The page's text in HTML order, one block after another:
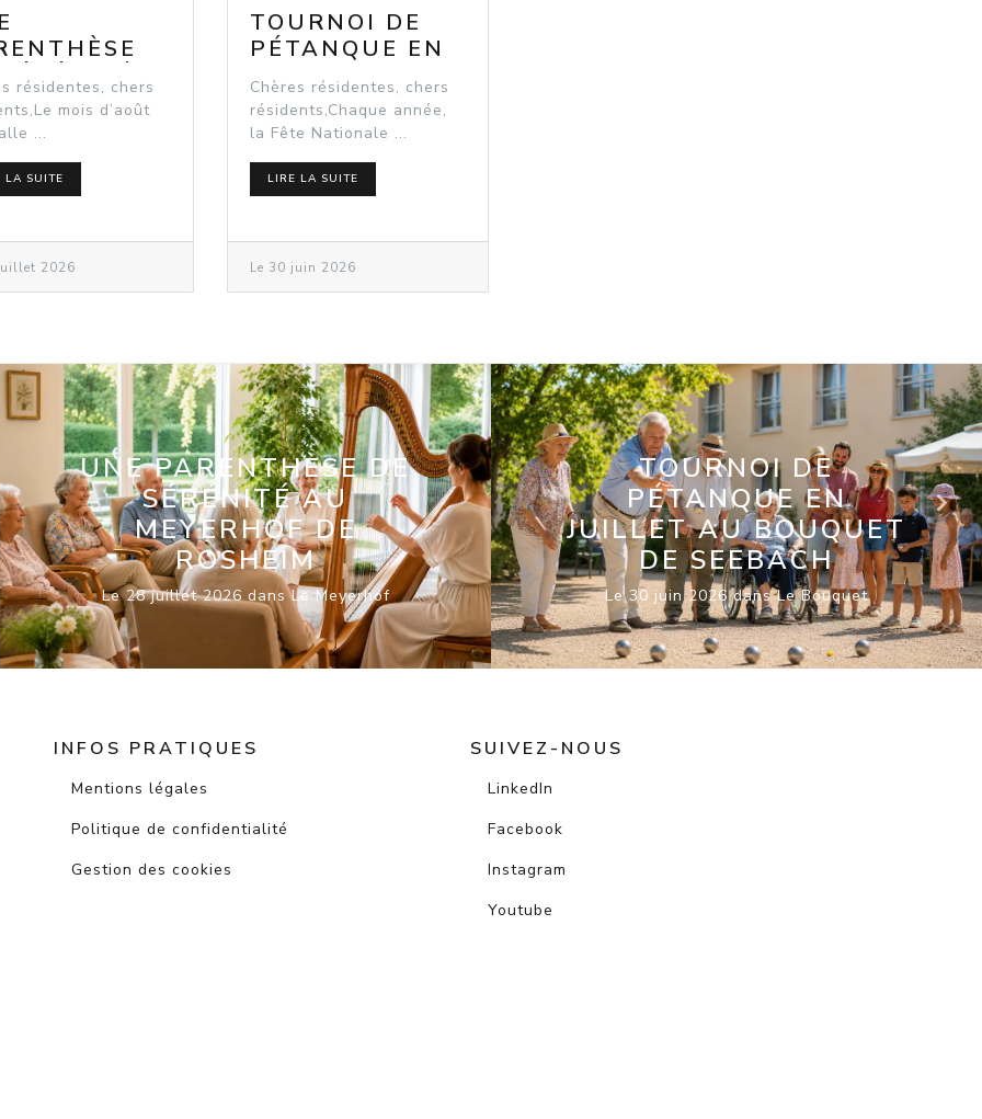
résidentes, chers
mois d’août
...
LA SUITE
2026
TOURNOI DE
PÉTANQUE EN
JUILLET AU
BOUQUET DE
SEEBACH
Chères résidentes, chers
résidents,Chaque année,
la Fête Nationale ...
LIRE LA SUITE
Le 30 juin 2026
TOURNOI DE
PÉTANQUE EN
JUILLET AU BOUQUET
DE SEEBACH
Le 30 juin 2026 dans Le Bouquet
L'ESPAGNE S'INVITE
AU MEYERHOF DE
ROSHEIM
Le 29 juin 2026 dans Le Meyerhof
INFOS PRATIQUES
Mentions légales
Politique de confidentialité
Gestion des cookies
SUIVEZ-NOUS
LinkedIn
Facebook
Instagram
Youtube